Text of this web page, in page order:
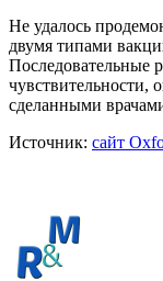
Не удалось
двумя типами
Последовательные
чувствительности,
сделанными
Источник: сайт